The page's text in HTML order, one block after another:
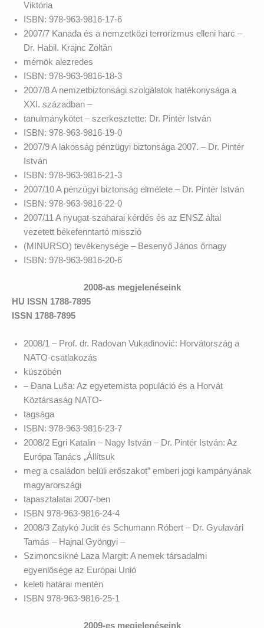
Viktória
ISBN: 978-963-9816-17-6
2007/7 Kanada és a nemzetközi terrorizmus elleni harc –
Dr. Habil. Krajnc Zoltán
mérnök alezredes
ISBN: 978-963-9816-18-3
2007/8 A nemzetbiztonsági szolgálatok hatékonysága a
XXI. században –
tanulmánykötet – szerkesztette: Dr. Pintér István
ISBN: 978-963-9816-19-0
2007/9 A lakosság pénzügyi biztonsága 2007. – Dr. Pintér
István
ISBN: 978-963-9816-21-3
2007/10 A pénzügyi biztonság elmélete – Dr. Pintér István
ISBN: 978-963-9816-22-0
2007/11 A nyugat-szaharai kérdés és az ENSZ által
vezetett békefenntartó misszió
(MINURSO) tevékenysége – Besenyő János őrnagy
ISBN: 978-963-9816-20-6
2008-as megjelenéseink
HU ISSN 1788-7895
ISSN 1788-7895
2008/1 – Prof. dr. Radovan Vukadinović: Horvátország a
NATO-csatlakozás
küszöbén
– Đana Luša: Az egyetemista populáció és a Horvát
Köztársaság NATO-
tagsága
ISBN: 978-963-9816-23-7
2008/2 Egri Katalin – Nagy István – Dr. Pintér István: Az
Európa Tanács „Állítsuk
meg a családon belüli erőszakot” emberi jogi kampányának
magyarországi
tapasztalatai 2007-ben
ISBN 978-963-9816-24-4
2008/3 Zatykó Judit és Schumann Róbert – Dr. Gyulavári
Tamás – Hajnal Gyöngyi –
Szimoncsikné Laza Margit: A nemek társadalmi
egyenlősége az Európai Unió
keleti határai mentén
ISBN 978-963-9816-25-1
2009-es megjelenéseink